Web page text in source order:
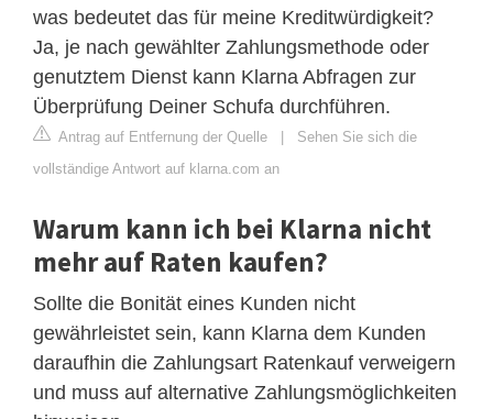
was bedeutet das für meine Kreditwürdigkeit?
Ja, je nach gewählter Zahlungsmethode oder
genutztem Dienst kann Klarna Abfragen zur
Überprüfung Deiner Schufa durchführen.
Antrag auf Entfernung der Quelle | Sehen Sie sich die
vollständige Antwort auf klarna.com an
Warum kann ich bei Klarna nicht
mehr auf Raten kaufen?
Sollte die Bonität eines Kunden nicht
gewährleistet sein, kann Klarna dem Kunden
daraufhin die Zahlungsart Ratenkauf verweigern
und muss auf alternative Zahlungsmöglichkeiten